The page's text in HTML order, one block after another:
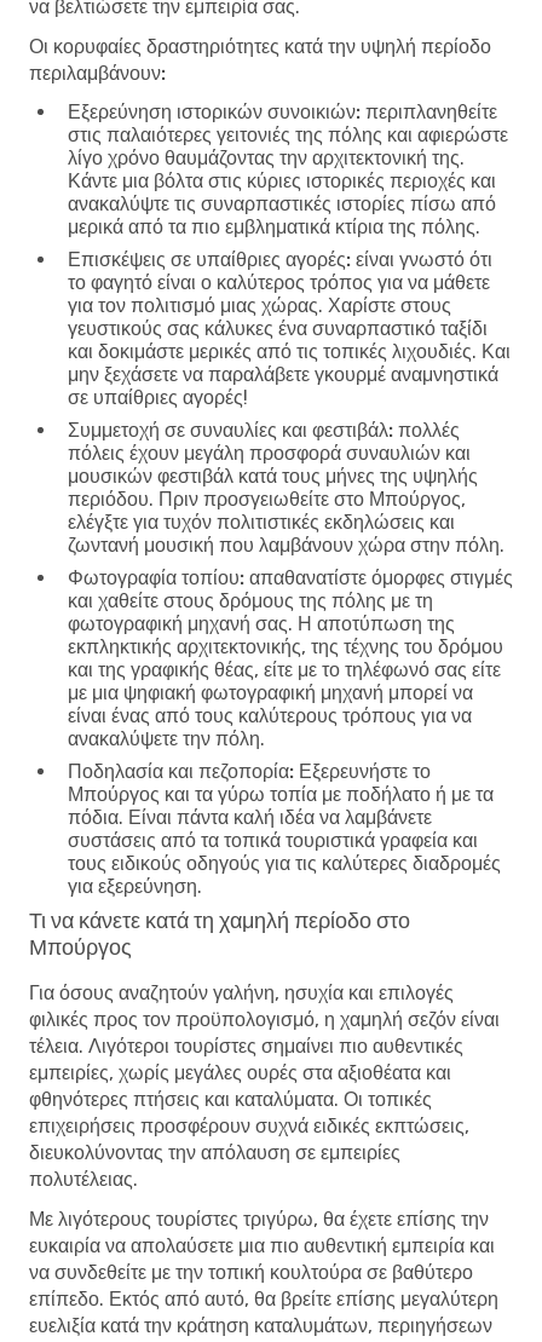
να βελτιώσετε την εμπειρία σας.
Οι κορυφαίες δραστηριότητες κατά την υψηλή περίοδο
περιλαμβάνουν:
Εξερεύνηση ιστορικών συνοικιών: περιπλανηθείτε
στις παλαιότερες γειτονιές της πόλης και αφιερώστε
λίγο χρόνο θαυμάζοντας την αρχιτεκτονική της.
Κάντε μια βόλτα στις κύριες ιστορικές περιοχές και
ανακαλύψτε τις συναρπαστικές ιστορίες πίσω από
μερικά από τα πιο εμβληματικά κτίρια της πόλης.
Επισκέψεις σε υπαίθριες αγορές: είναι γνωστό ότι
το φαγητό είναι ο καλύτερος τρόπος για να μάθετε
για τον πολιτισμό μιας χώρας. Χαρίστε στους
γευστικούς σας κάλυκες ένα συναρπαστικό ταξίδι
και δοκιμάστε μερικές από τις τοπικές λιχουδιές. Και
μην ξεχάσετε να παραλάβετε γκουρμέ αναμνηστικά
σε υπαίθριες αγορές!
Συμμετοχή σε συναυλίες και φεστιβάλ: πολλές
πόλεις έχουν μεγάλη προσφορά συναυλιών και
μουσικών φεστιβάλ κατά τους μήνες της υψηλής
περιόδου. Πριν προσγειωθείτε στο Μπούργος,
ελέγξτε για τυχόν πολιτιστικές εκδηλώσεις και
ζωντανή μουσική που λαμβάνουν χώρα στην πόλη.
Φωτογραφία τοπίου: απαθανατίστε όμορφες στιγμές
και χαθείτε στους δρόμους της πόλης με τη
φωτογραφική μηχανή σας. Η αποτύπωση της
εκπληκτικής αρχιτεκτονικής, της τέχνης του δρόμου
και της γραφικής θέας, είτε με το τηλέφωνό σας είτε
με μια ψηφιακή φωτογραφική μηχανή μπορεί να
είναι ένας από τους καλύτερους τρόπους για να
ανακαλύψετε την πόλη.
Ποδηλασία και πεζοπορία: Εξερευνήστε το
Μπούργος και τα γύρω τοπία με ποδήλατο ή με τα
πόδια. Είναι πάντα καλή ιδέα να λαμβάνετε
συστάσεις από τα τοπικά τουριστικά γραφεία και
τους ειδικούς οδηγούς για τις καλύτερες διαδρομές
για εξερεύνηση.
Τι να κάνετε κατά τη χαμηλή περίοδο στο
Μπούργος
Για όσους αναζητούν γαλήνη, ησυχία και επιλογές
φιλικές προς τον προϋπολογισμό, η χαμηλή σεζόν είναι
τέλεια. Λιγότεροι τουρίστες σημαίνει πιο αυθεντικές
εμπειρίες, χωρίς μεγάλες ουρές στα αξιοθέατα και
φθηνότερες πτήσεις και καταλύματα. Οι τοπικές
επιχειρήσεις προσφέρουν συχνά ειδικές εκπτώσεις,
διευκολύνοντας την απόλαυση σε εμπειρίες
πολυτέλειας.
Με λιγότερους τουρίστες τριγύρω, θα έχετε επίσης την
ευκαιρία να απολαύσετε μια πιο αυθεντική εμπειρία και
να συνδεθείτε με την τοπική κουλτούρα σε βαθύτερο
επίπεδο. Εκτός από αυτό, θα βρείτε επίσης μεγαλύτερη
ευελιξία κατά την κράτηση καταλυμάτων, περιηγήσεων